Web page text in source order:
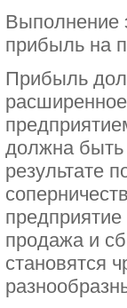
Выполнение
прибыль на
Прибыль
должна быть
результате
продажа и
становятся